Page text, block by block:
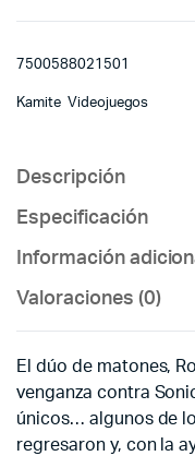
7500588021501
Kamite Videojuegos
Descripción
Especificación
Información
Valoraciones (0)
El dúo de matones,
venganza contra
únicos… algunos de
regresaron y, con la